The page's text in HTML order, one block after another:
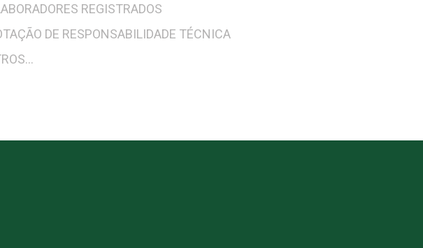
REGISTRADOS
DE RESPONSABILIDADE TÉCNICA